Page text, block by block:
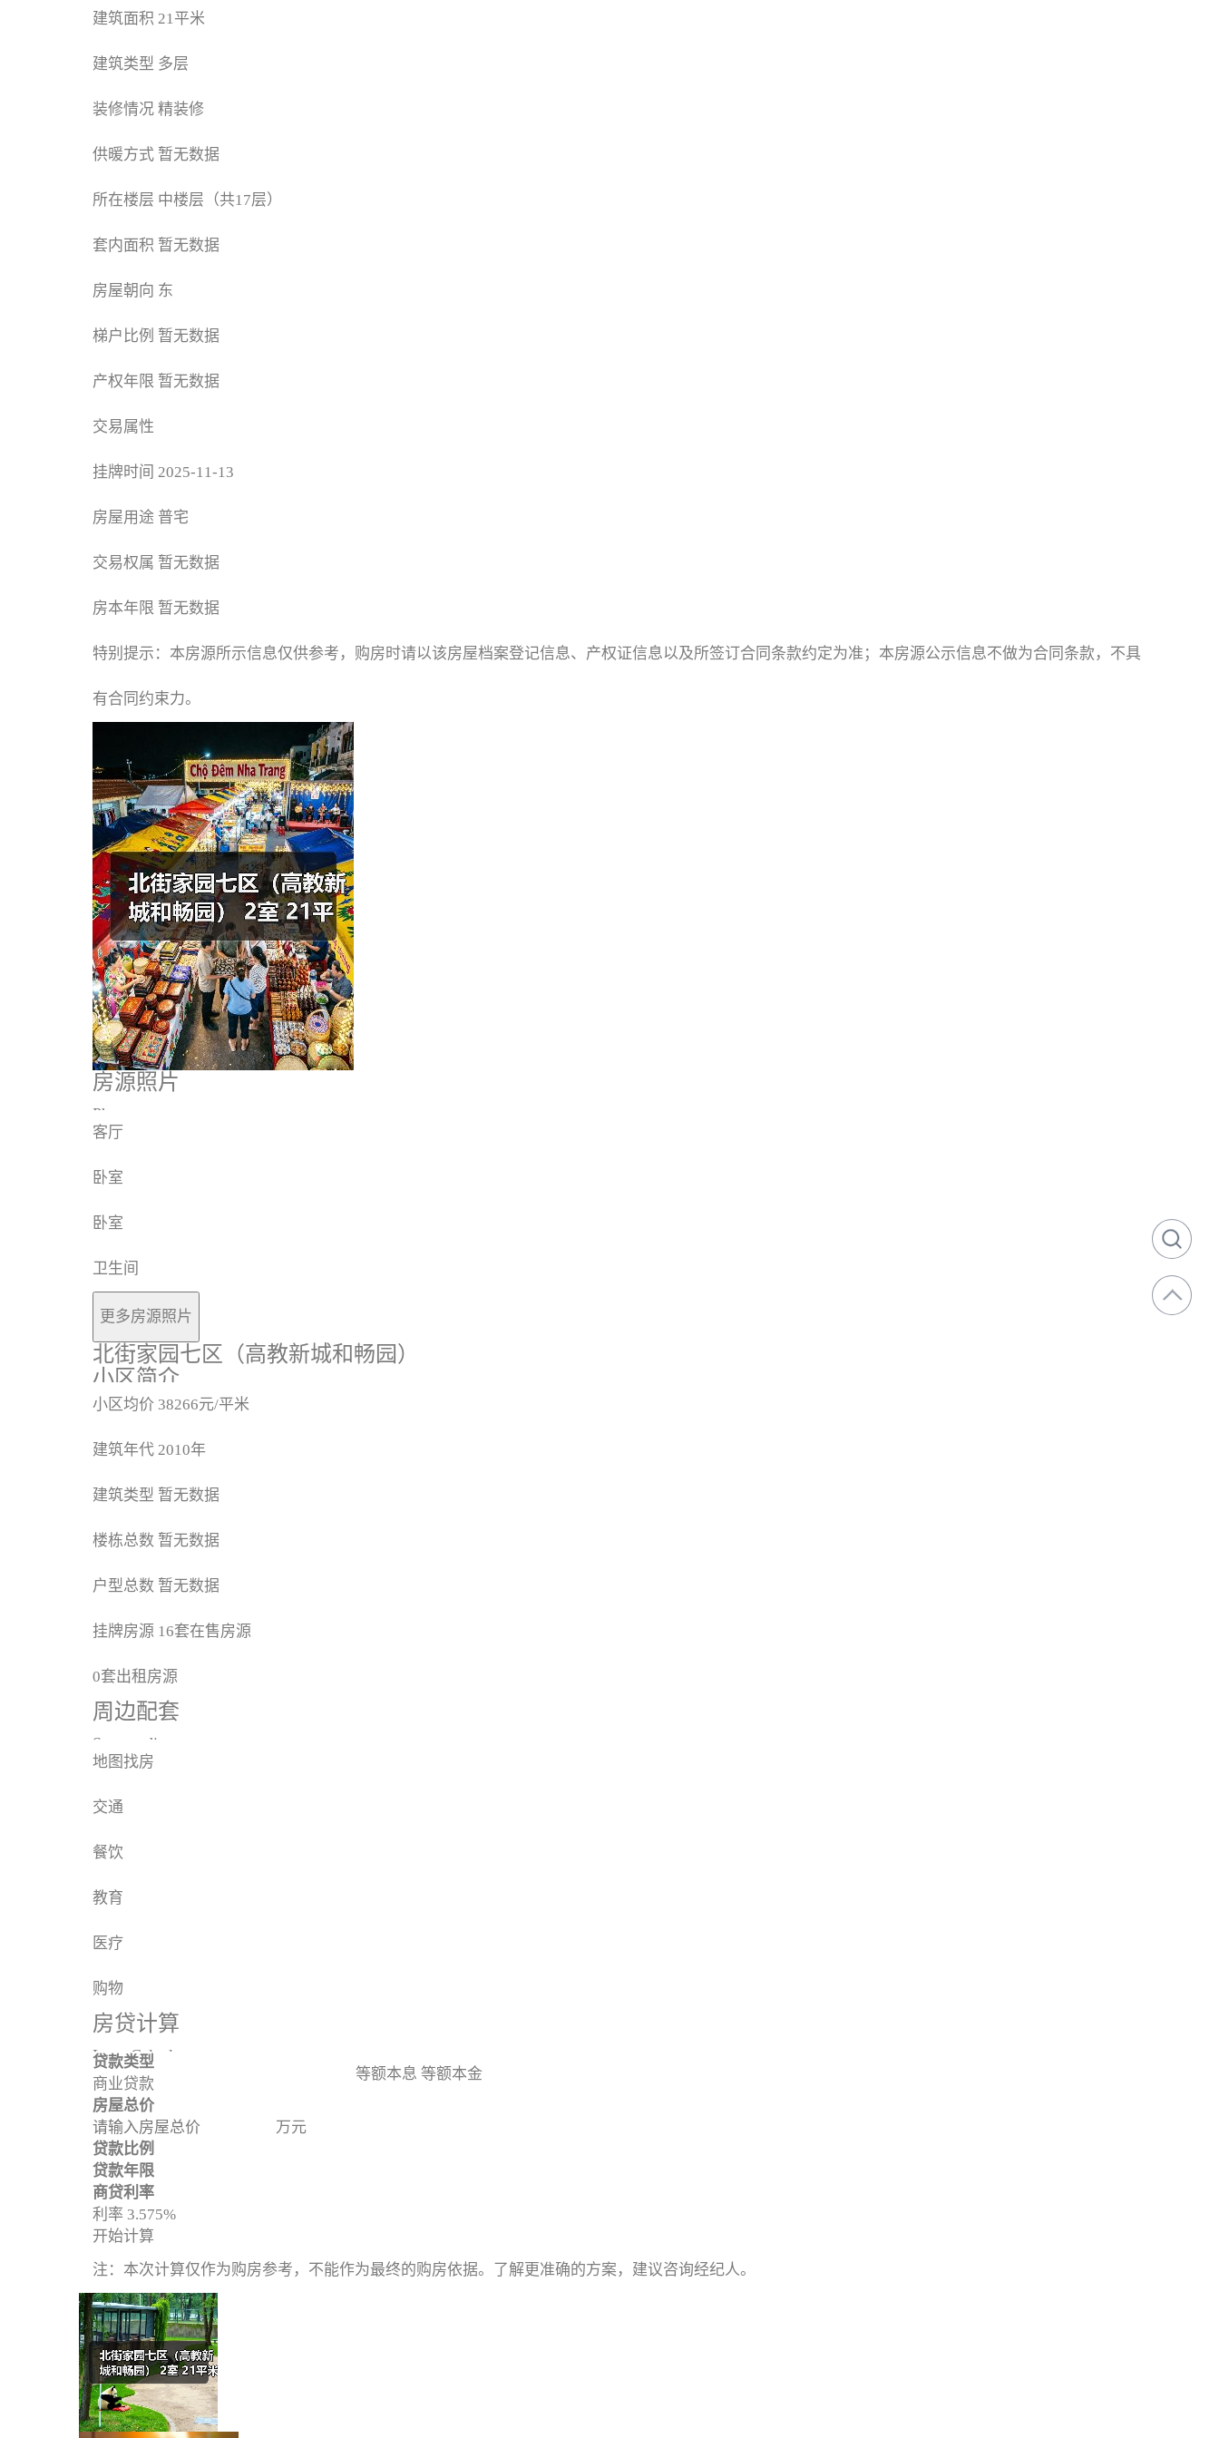
建筑面积 21平米
建筑类型 多层
装修情况 精装修
供暖方式 暂无数据
所在楼层 中楼层（共17层）
套内面积 暂无数据
房屋朝向 东
梯户比例 暂无数据
产权年限 暂无数据
交易属性
挂牌时间 2025-11-13
房屋用途 普宅
交易权属 暂无数据
房本年限 暂无数据
特别提示：本房源所示信息仅供参考，购房时请以该房屋档案登记信息、产权证信息以及所签订合同条款约定为准；本房源公示信息不做为合同条款，不具
有合同约束力。
房源照片
Photos
客厅
卧室
卧室
卫生间
更多房源照片
北街家园七区（高教新城和畅园）
小区简介
Residential Community
查看更多小区房产
小区均价 38266元/平米
建筑年代 2010年
建筑类型 暂无数据
楼栋总数 暂无数据
户型总数 暂无数据
挂牌房源 16套在售房源
0套出租房源
周边配套
Surroundings
地图找房
交通
餐饮
教育
医疗
购物
房贷计算
Loan Calculator
贷款类型
商业贷款
房屋总价
万元
贷款比例
贷款年限
商贷利率
利率 3.575%
开始计算
等额本息 等额本金
注：本次计算仅作为购房参考，不能作为最终的购房依据。了解更准确的方案，建议咨询经纪人。